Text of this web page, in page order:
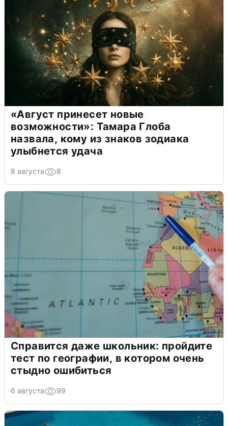
«Август принесет новые
возможности»: Тамара Глоба
назвала, кому из знаков зодиака
улыбнется удача
8 августа 8
Справится даже школьник: пройдите
тест по географии, в котором очень
стыдно ошибиться
6 августа 99